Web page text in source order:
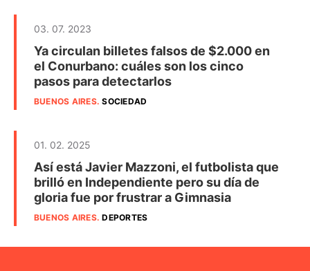
03. 07. 2023
Ya circulan billetes falsos de $2.000 en
el Conurbano: cuáles son los cinco
pasos para detectarlos
BUENOS AIRES.SOCIEDAD
01. 02. 2025
Así está Javier Mazzoni, el futbolista que
brilló en Independiente pero su día de
gloria fue por frustrar a Gimnasia
BUENOS AIRES.DEPORTES